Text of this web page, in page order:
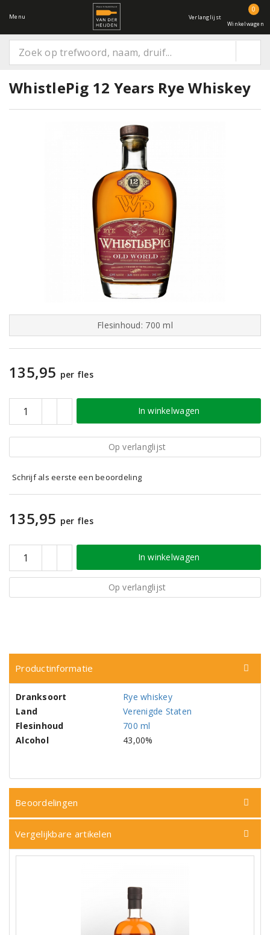
Menu Verlanglijst
0
Winkelwagen
WhistlePig 12 Years Rye Whiskey
Flesinhoud: 700 ml
135,95 per fles
In winkelwagen
Op verlanglijst
Schrijf als eerste een beoordeling
135,95 per fles
In winkelwagen
Op verlanglijst
Productinformatie
Dranksoort
Rye whiskey
Land
Verenigde Staten
Flesinhoud
700 ml
Alcohol
43,00%
Beoordelingen
Vergelijkbare artikelen